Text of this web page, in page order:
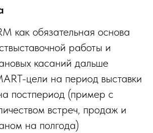
как обязательная основа
работы и
касаний дальше
цели на период выставки
постпериод (пример с
встреч, продаж и
на полгода)